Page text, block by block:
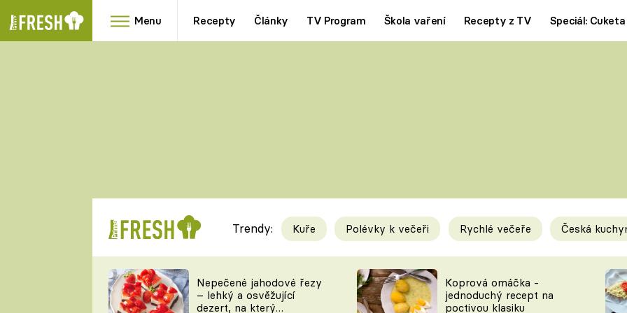
Menu Recepty Články TV Program Škola vaření Recepty z TV Speciál: Cuketa
RYCHLOVKY
Videorecepty
TEĎ VAŘÍ ŠÉF!
Tipy a triky
KAM ZA JÍDLEM
Trendy: Kuře Polévky k večeři Rychlé večeře Česká
Nepečené jahodové řezy
– lehký a osvěžující
dezert, na který
Koprová omáčka -
jednoduchý recept na
poctivou klasiku